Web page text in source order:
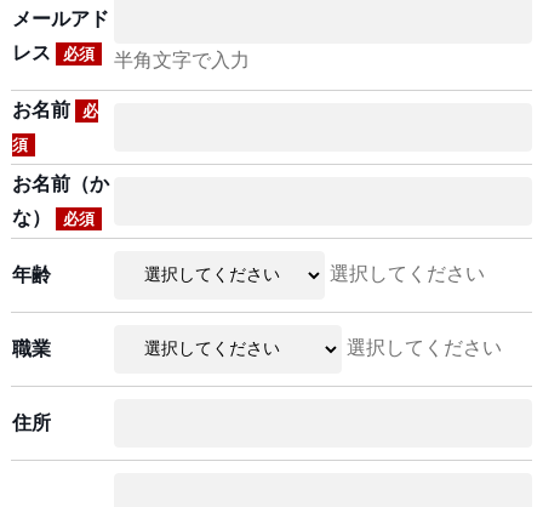
メールアド
レス
必須 半角文字で入力
お名前
必
須
お名前（か
な）
必須
年齢 選択してください
職業 選択してください
住所